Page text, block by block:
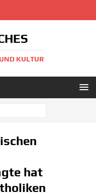
KULTUR
hat